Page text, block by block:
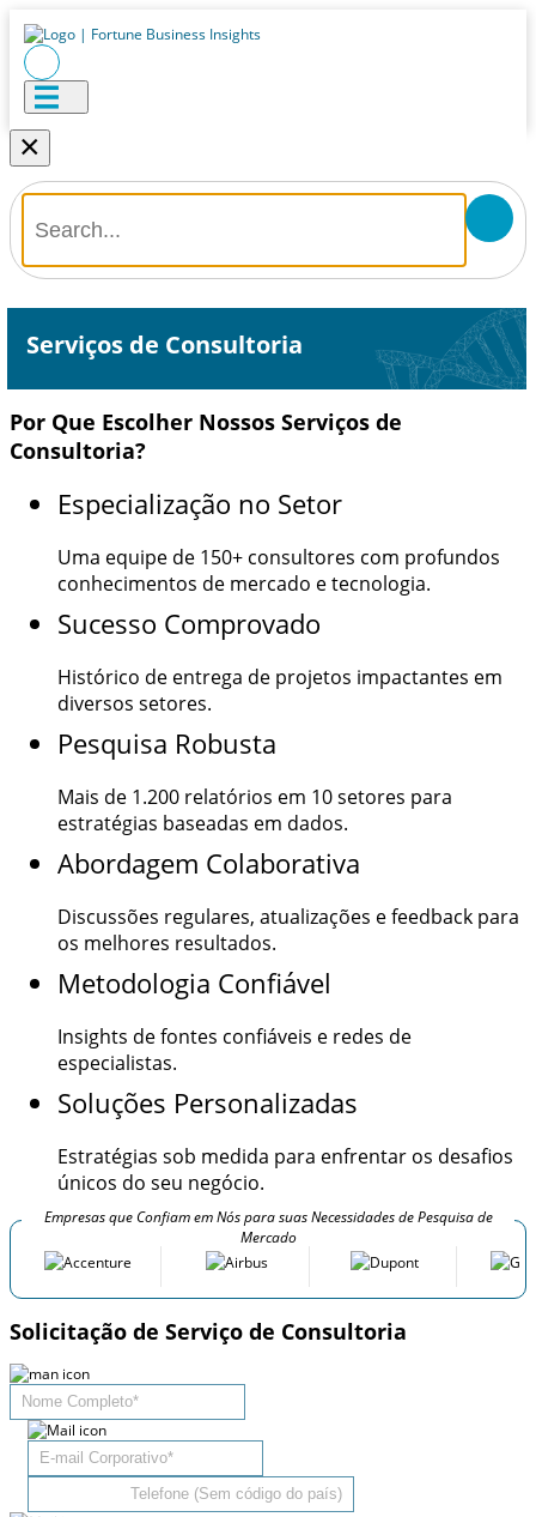
×
Serviços de Consultoria
Por Que Escolher Nossos Serviços de
Consultoria?
Especialização no Setor
Uma equipe de 150+ consultores com profundos
conhecimentos de mercado e tecnologia.
Sucesso Comprovado
Histórico de entrega de projetos impactantes em
diversos setores.
Pesquisa Robusta
Mais de 1.200 relatórios em 10 setores para
estratégias baseadas em dados.
Abordagem Colaborativa
Discussões regulares, atualizações e feedback para
os melhores resultados.
Metodologia Confiável
Insights de fontes confiáveis e redes de
especialistas.
Soluções Personalizadas
Estratégias sob medida para enfrentar os desafios
únicos do seu negócio.
Empresas que Confiam em Nós para suas Necessidades de Pesquisa de
Mercado
Solicitação de Serviço de Consultoria